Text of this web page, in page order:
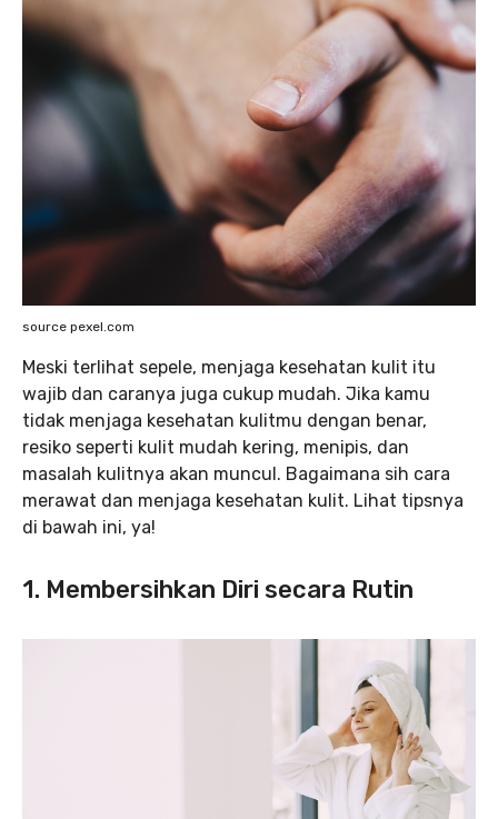
source pexel.com
Meski terlihat sepele, menjaga kesehatan kulit itu
wajib dan caranya juga cukup mudah. Jika kamu
tidak menjaga kesehatan kulitmu dengan benar,
resiko seperti kulit mudah kering, menipis, dan
masalah kulitnya akan muncul. Bagaimana sih cara
merawat dan menjaga kesehatan kulit. Lihat tipsnya
di bawah ini, ya!
1. Membersihkan Diri secara Rutin